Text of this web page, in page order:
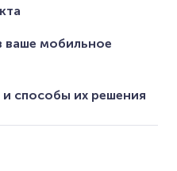
ваше мобильное
способы их решения